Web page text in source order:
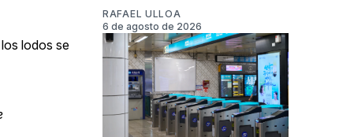
lodos se
RAFAEL ULLOA
6 de agosto de 2026